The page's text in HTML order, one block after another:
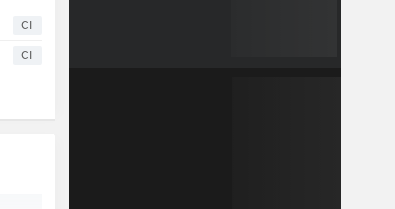
CI
CI